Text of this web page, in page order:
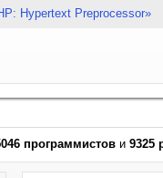
Hypertext Preprocessor»
программистов и 9325